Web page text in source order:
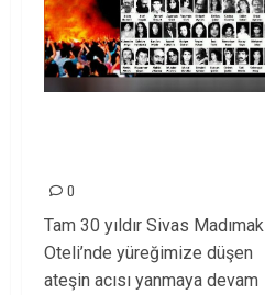
0
Tam 30 yıldır Sivas Madımak
Oteli’nde yüreğimize düşen
ateşin acısı yanmaya devam